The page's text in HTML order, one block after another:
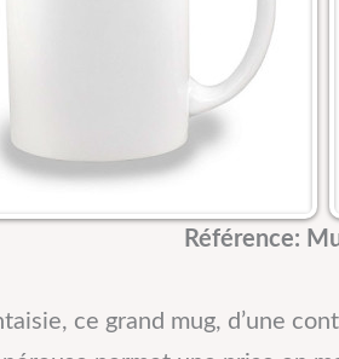
Référence:
ce grand mug, d’une